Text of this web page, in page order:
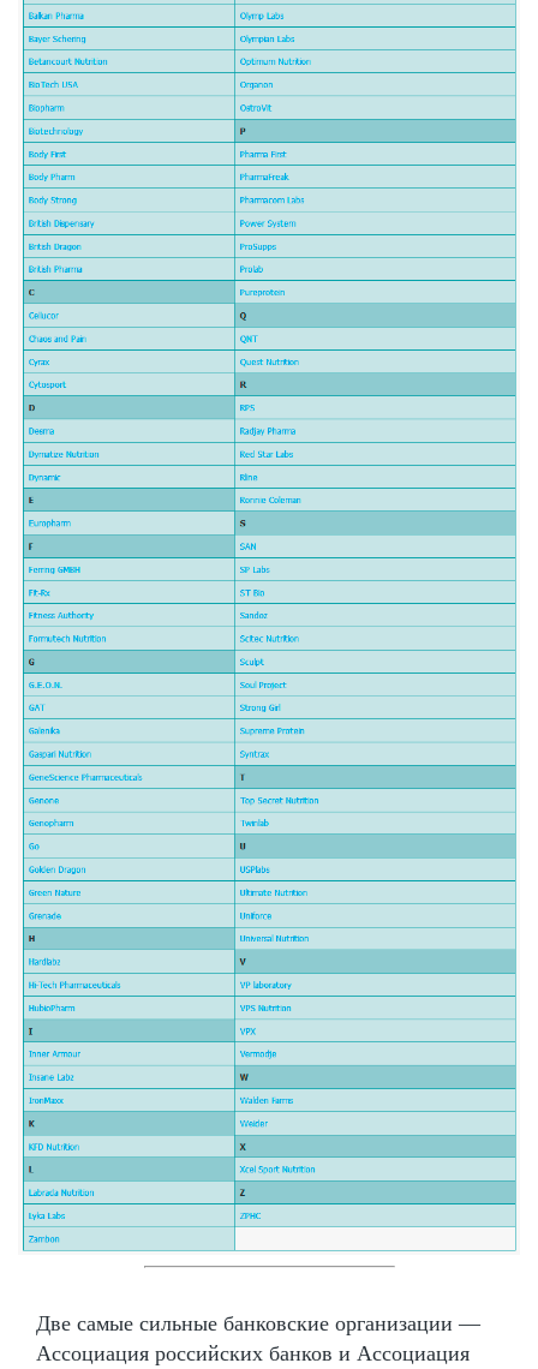
Две самые сильные банковские организации —
Ассоциация российских банков и Ассоциация